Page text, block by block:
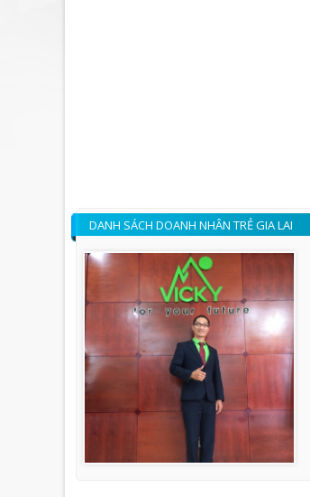
DANH SÁCH DOANH NHÂN TRẺ GIA LAI